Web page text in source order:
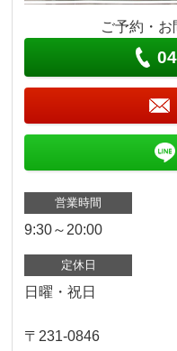
ご予約・お
営業時間
9:30～20:00
定休日
日曜・祝日
〒231-0846